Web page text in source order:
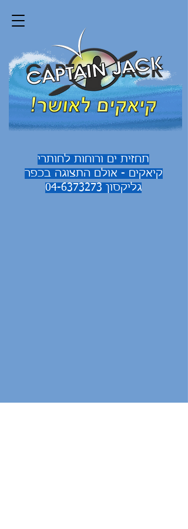
תחזית ים ורוחות לחותרי
קיאקים - אולם התצוגה בכפר
גליקסון 04-6373273